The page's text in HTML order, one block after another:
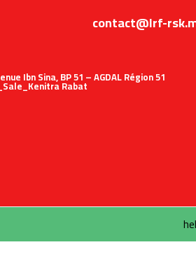
contact@lrf-
Ibn Sina, BP 51 – AGDAL Région
Rabat